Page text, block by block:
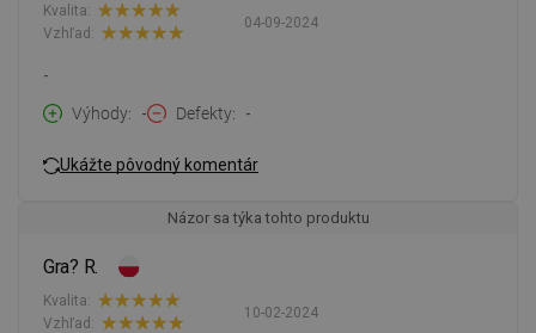
04-09-2024
Kvalita:
Vzhľad:
-
Výhody
- Defekty -
Ukážte pôvodný komentár
Názor sa týka tohto produktu
Gra? R.
10-02-2024
Kvalita:
Vzhľad: